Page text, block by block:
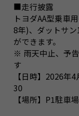
■走行披露
トヨダAA型乗車
8年)、ダットサ
ができます。
※ 雨天中止、予
す
【日時】2026年
30
【場所】P1駐車場